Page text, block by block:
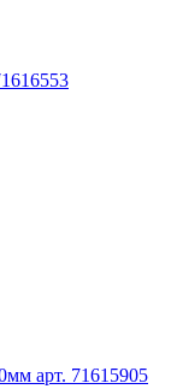
арт. 71615905